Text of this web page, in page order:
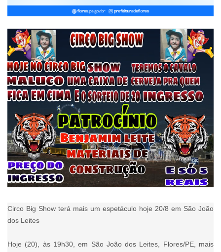
Circo Big Show terá mais um espetáculo hoje 20/8 em São João
dos Leites
Hoje (20), às 19h30, em São João dos Leites, Flores/PE, mais